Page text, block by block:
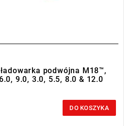
podwójna M18™,
9.0, 3.0, 5.5, 8.0 & 12.0
DO KOSZYKA